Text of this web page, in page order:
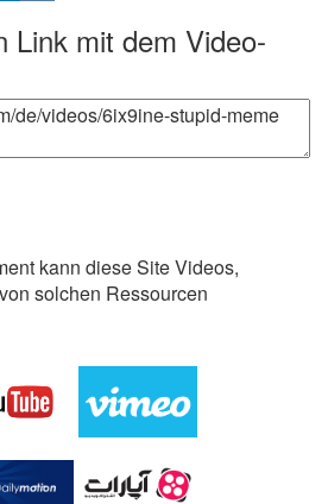
Link mit dem Video-
kann diese Site Videos,
solchen Ressourcen